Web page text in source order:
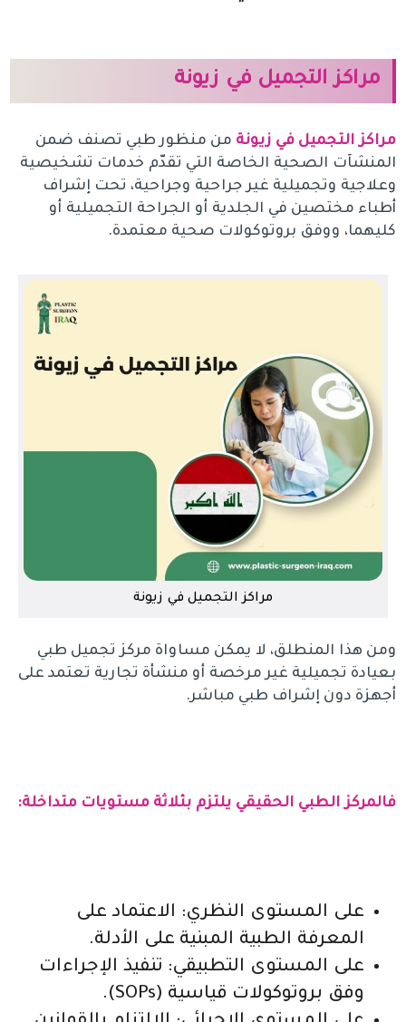
مراكز التجميل في زيونة
مراكز التجميل في زيونة من منظور طبي تصنف ضمن
المنشآت الصحية الخاصة التي تقدّم خدمات تشخيصية
وعلاجية وتجميلية غير جراحية وجراحية، تحت إشراف
أطباء مختصين في الجلدية أو الجراحة التجميلية أو
كليهما، ووفق بروتوكولات صحية معتمدة.
مراكز التجميل في زيونة
ومن هذا المنطلق، لا يمكن مساواة مركز تجميل طبي
بعيادة تجميلية غير مرخصة أو منشأة تجارية تعتمد على
أجهزة دون إشراف طبي مباشر.
فالمركز الطبي الحقيقي يلتزم بثلاثة مستويات متداخلة:
على المستوى النظري: الاعتماد على
المعرفة الطبية المبنية على الأدلة.
على المستوى التطبيقي: تنفيذ الإجراءات
وفق بروتوكولات قياسية (SOPs).